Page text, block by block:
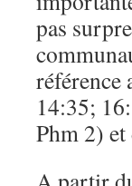
pas
référence
14:35;
Phm 2) et